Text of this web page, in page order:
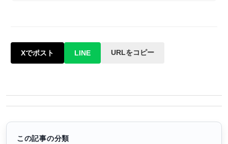
Xでポスト LINE URLをコピー
この記事の分類